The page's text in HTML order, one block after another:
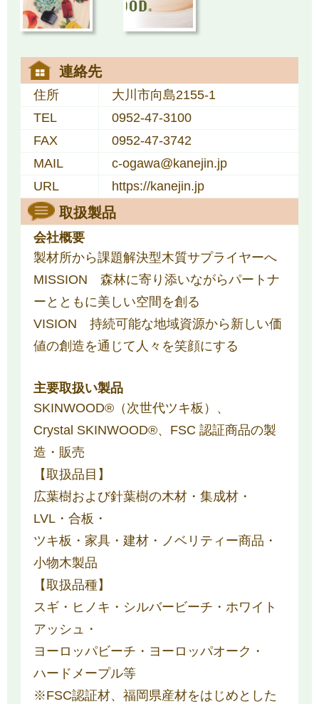
連絡先
住所
大川市向島2155-1
TEL
0952-47-3100
FAX
0952-47-3742
MAIL
c-ogawa@kanejin.jp
URL
https://kanejin.jp
取扱製品
会社概要
製材所から課題解決型木質サプライヤーへ
MISSION 森林に寄り添いながらパートナ
ーとともに美しい空間を創る
VISION 持続可能な地域資源から新しい価
値の創造を通じて人々を笑顔にする
主要取扱い製品
SKINWOOD®（次世代ツキ板）、
Crystal SKINWOOD®、FSC 認証商品の製
造・販売
【取扱品目】
広葉樹および針葉樹の木材・集成材・
LVL・合板・
ツキ板・家具・建材・ノベリティー商品・
小物木製品
【取扱品種】
スギ・ヒノキ・シルバービーチ・ホワイト
アッシュ・
ヨーロッパビーチ・ヨーロッパオーク・
ハードメープル等
※FSC認証材、福岡県産材をはじめとした